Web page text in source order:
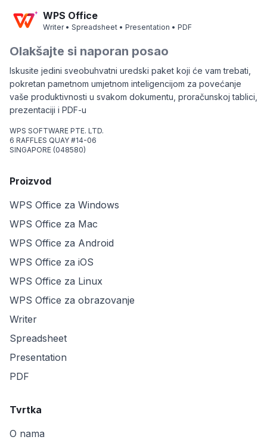
WPS Office
Writer • Spreadsheet • Presentation • PDF
Olakšajte si naporan posao
Iskusite jedini sveobuhvatni uredski paket koji će vam trebati,
pokretan pametnom umjetnom inteligencijom za povećanje
vaše produktivnosti u svakom dokumentu, proračunskoj tablici,
prezentaciji i PDF-u
WPS SOFTWARE PTE. LTD.
6 RAFFLES QUAY #14-06
SINGAPORE (048580)
Proizvod
WPS Office za Windows
WPS Office za Mac
WPS Office za Android
WPS Office za iOS
WPS Office za Linux
WPS Office za obrazovanje
Writer
Spreadsheet
Presentation
PDF
Tvrtka
O nama